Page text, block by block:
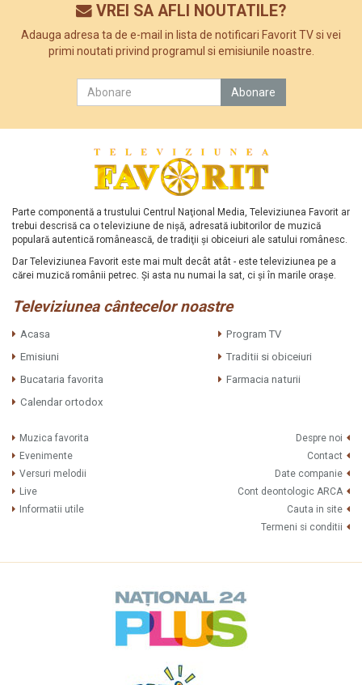
VREI SA AFLI NOUTATILE?
Adauga adresa ta de e-mail in lista de notificari Favorit TV si vei
primi noutati privind programul si emisiunile noastre.
Parte componentă a trustului Centrul Naţional Media, Televiziunea Favorit ar
trebui descrisă ca o televiziune de nişă, adresată iubitorilor de muzică
populară autentică românească, de tradiţii şi obiceiuri ale satului românesc.
Dar Televiziunea Favorit este mai mult decât atât - este televiziunea pe a
cărei muzică românii petrec. Şi asta nu numai la sat, ci şi în marile oraşe.
Televiziunea cântecelor noastre
Acasa
Program TV
Emisiuni
Traditii si obiceiuri
Bucataria favorita
Farmacia naturii
Calendar ortodox
Muzica favorita
Evenimente
Versuri melodii
Live
Informatii utile
Despre noi
Contact
Date companie
Cont deontologic ARCA
Cauta in site
Termeni si conditii